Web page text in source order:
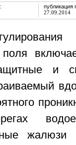
публикация
27.09.2014
поля
и